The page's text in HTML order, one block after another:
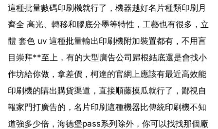
這種批量數碼印刷機就行了，機器越好名片種類印刷月
齊全 高光、轉移和膠底分墨等特性，工藝也有很多，立
體 套色 uv 這種批量輸出印刷機附加裝置都有，不用盲
目崇拜**至上，有的大型廣告公司歸根結底還是會找小
作坊給你做，拿差價，柯達的官網上應該有最近高效能
印刷機的購出購貨渠道，直接順藤摸瓜就行了，鄙視自
報家門打廣告的，名片印刷這種機器比傳統印刷機不知
道強多少倍，海德堡pass系列除外，你可以找找那個廠